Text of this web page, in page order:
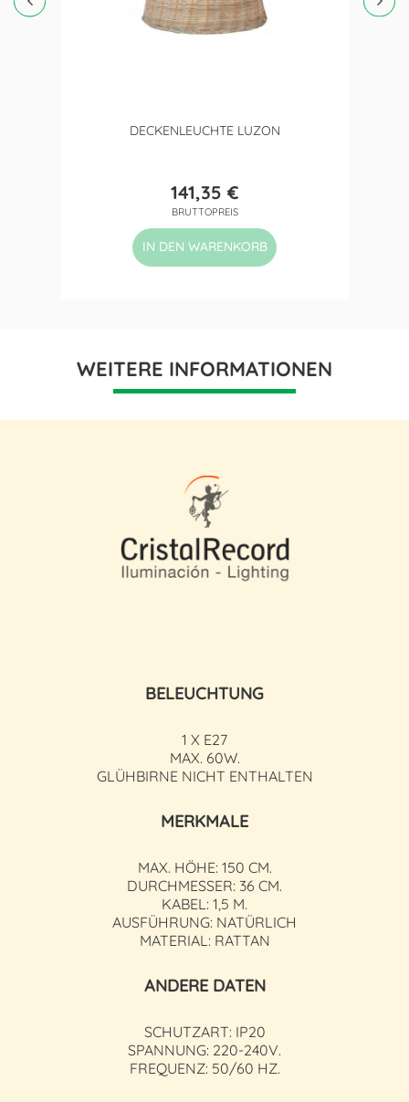
DECKENLEUCHTE LUZON
Preis
141,35 €
BRUTTOPREIS
IN DEN WARENKORB
WEITERE INFORMATIONEN
BELEUCHTUNG
1 X E27
MAX. 60W.
GLÜHBIRNE NICHT ENTHALTEN
MERKMALE
MAX. HÖHE: 150 CM.
DURCHMESSER: 36 CM.
KABEL: 1,5 M.
AUSFÜHRUNG: NATÜRLICH
MATERIAL: RATTAN
ANDERE DATEN
SCHUTZART: IP20
SPANNUNG: 220-240V.
FREQUENZ: 50/60 HZ.